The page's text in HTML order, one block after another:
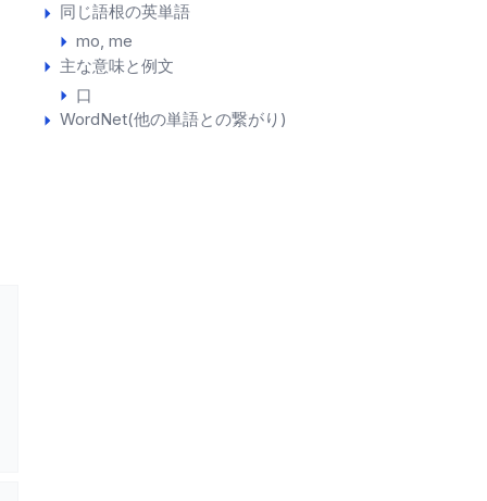
同じ語根の英単語
mo me
主な意味と例文
口
WordNet(他の単語との繋がり)